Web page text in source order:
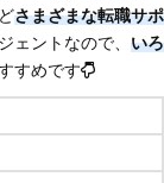
さまざまな転職サポ
ェントなので、 いろ
すめです